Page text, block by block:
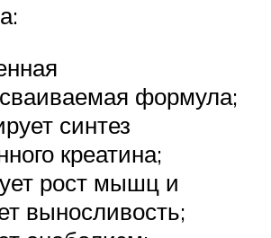
формула;
синтез
креатина;
рост мышц и
выносливость;